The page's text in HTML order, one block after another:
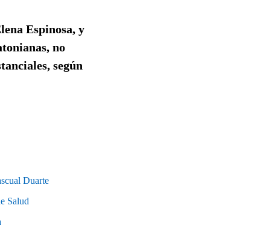
Espinosa, y
no
según
Duarte
Salud